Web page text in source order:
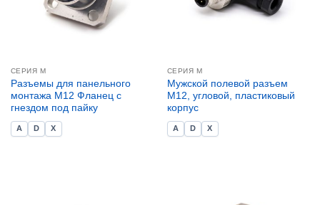
СЕРИЯ М
Разъемы для панельного
монтажа M12 Фланец с
гнездом под пайку
A D X
СЕРИЯ М
Мужской полевой разъем
M12, угловой, пластиковый
корпус
A D X